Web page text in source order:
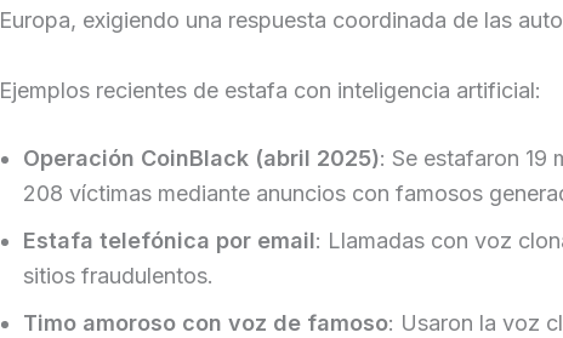
Europa, exigiendo una respuesta coordinada de las
Ejemplos recientes de estafa con inteligencia artificial:
Operación CoinBlack (abril 2025): Se estafaron 19
208 víctimas mediante anuncios con famosos
Estafa telefónica por email: Llamadas con voz
sitios fraudulentos.
Timo amoroso con voz de famoso: Usaron la voz